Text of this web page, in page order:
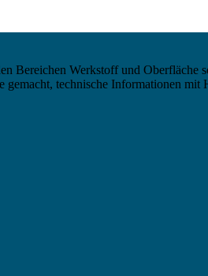
Bereichen Werkstoff und Oberfläche
gemacht, technische Informationen